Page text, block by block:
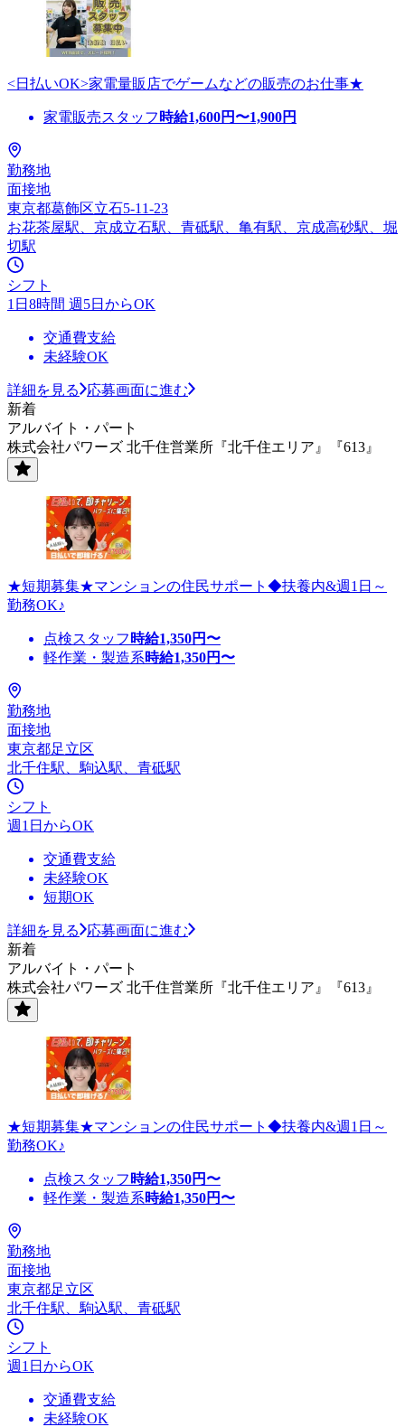
<日払いOK>家電量販店でゲームなどの販売のお仕事★
家電販売スタッフ 時給1,600円〜1,900円
勤務地
面接地
東京都葛飾区立石5-11-23
お花茶屋駅、京成立石駅、青砥駅、亀有駅、京成高砂駅、堀
切駅
シフト
1日8時間 週5日からOK
交通費支給
未経験OK
詳細を見る
応募画面に進む
新着
アルバイト・パート
株式会社パワーズ 北千住営業所『北千住エリア』『613』
★短期募集★マンションの住民サポート◆扶養内&週1日～
勤務OK♪
点検スタッフ 時給1,350円〜
軽作業・製造系時給1,350円〜
勤務地
面接地
東京都足立区
北千住駅、駒込駅、青砥駅
シフト
週1日からOK
交通費支給
未経験OK
短期OK
詳細を見る
応募画面に進む
新着
アルバイト・パート
株式会社パワーズ 北千住営業所『北千住エリア』『613』
★短期募集★マンションの住民サポート◆扶養内&週1日～
勤務OK♪
点検スタッフ 時給1,350円〜
軽作業・製造系時給1,350円〜
勤務地
面接地
東京都足立区
北千住駅、駒込駅、青砥駅
シフト
週1日からOK
交通費支給
未経験OK